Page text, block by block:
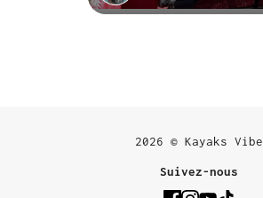
2026 © Kayaks Vibe
Suivez-nous